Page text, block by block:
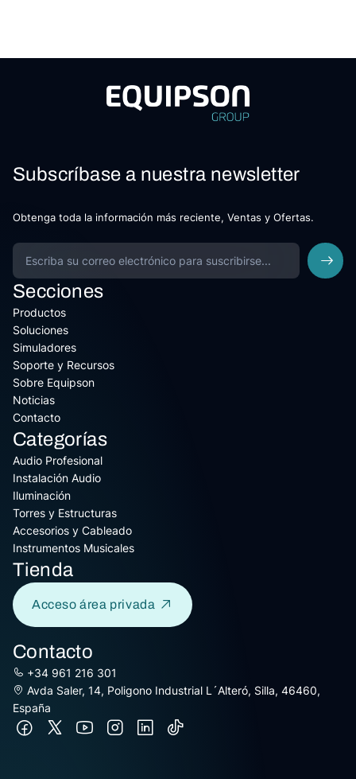
Subscríbase a nuestra newsletter
Obtenga toda la información más reciente, Ventas y Ofertas.
Secciones
Productos
Soluciones
Simuladores
Soporte y Recursos
Sobre Equipson
Noticias
Contacto
Categorías
Audio Profesional
Instalación Audio
Iluminación
Torres y Estructuras
Accesorios y Cableado
Instrumentos Musicales
Tienda
Acceso área privada
Contacto
+34 961 216 301
Avda Saler, 14, Poligono Industrial L´Alteró, Silla, 46460,
España